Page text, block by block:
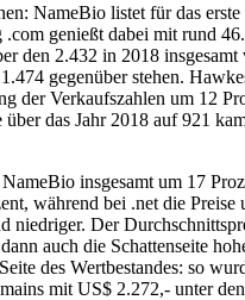
NameBio listet für das
genießt dabei mit rund
den 2.432 in 2018
1.474 gegenüber stehen.
der Verkaufszahlen um 12
das Jahr 2018 auf 921
insgesamt um 17
während bei .net die
niedriger. Der
auch die Schattenseite
des Wertbestandes: so
mit US$ 2.272,- unter